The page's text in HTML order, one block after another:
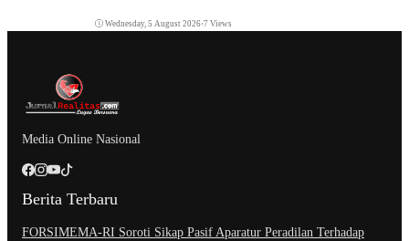
Wednesday, 5 August 2026•7 Views
Media Online Nasional
Berita Terbaru
​FORSIMEMA-RI Soroti Sikap Pasif Aparatur Peradilan Terhadap